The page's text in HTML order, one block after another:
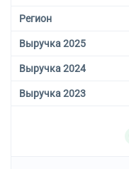
Регион
Выручка 2025
Выручка 2024
Выручка 2023